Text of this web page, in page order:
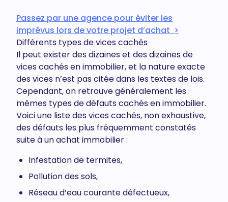
Passez par une agence pour éviter les
imprévus lors de votre projet d’achat >
Différents types de vices cachés
Il peut exister des dizaines et des dizaines de
vices cachés en immobilier, et la nature exacte
des vices n’est pas citée dans les textes de lois.
Cependant, on retrouve généralement les
mêmes types de défauts cachés en immobilier.
Voici une liste des vices cachés, non exhaustive,
des défauts les plus fréquemment constatés
suite à un achat immobilier :
Infestation de termites,
Pollution des sols,
Réseau d’eau courante défectueux,